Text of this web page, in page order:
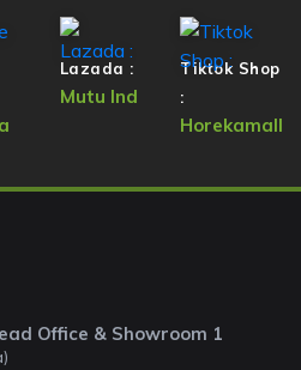
Lazada :
Mutu Ind
Tiktok Shop
:
Horekamall
Office & Showroom 1